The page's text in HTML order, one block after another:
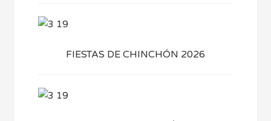
FIESTAS DE CHINCHÓN 2026